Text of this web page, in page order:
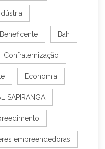
Bah
Confraternização
Economia
SAPIRANGA
empreendedoras